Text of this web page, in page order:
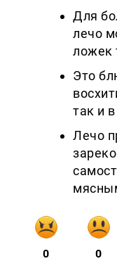
Для
лечо
ложек
Это
так и
Лечо
0 0